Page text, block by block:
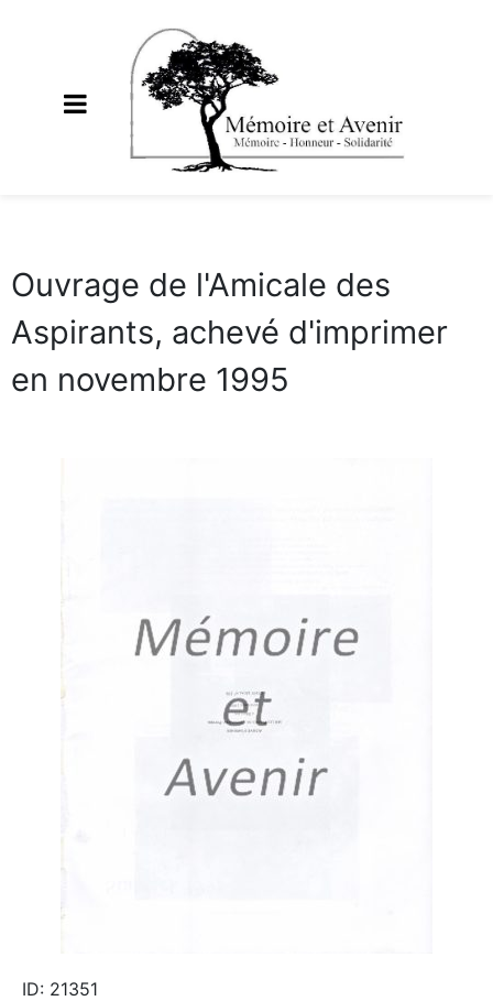
Ouvrage de l'Amicale des
Aspirants, achevé d'imprimer
en novembre 1995
ID: 21351